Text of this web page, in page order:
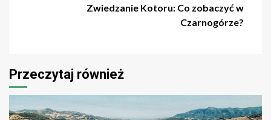
Zwiedzanie Kotoru: Co zobaczyć w
Czarnogórze?
Przeczytaj również